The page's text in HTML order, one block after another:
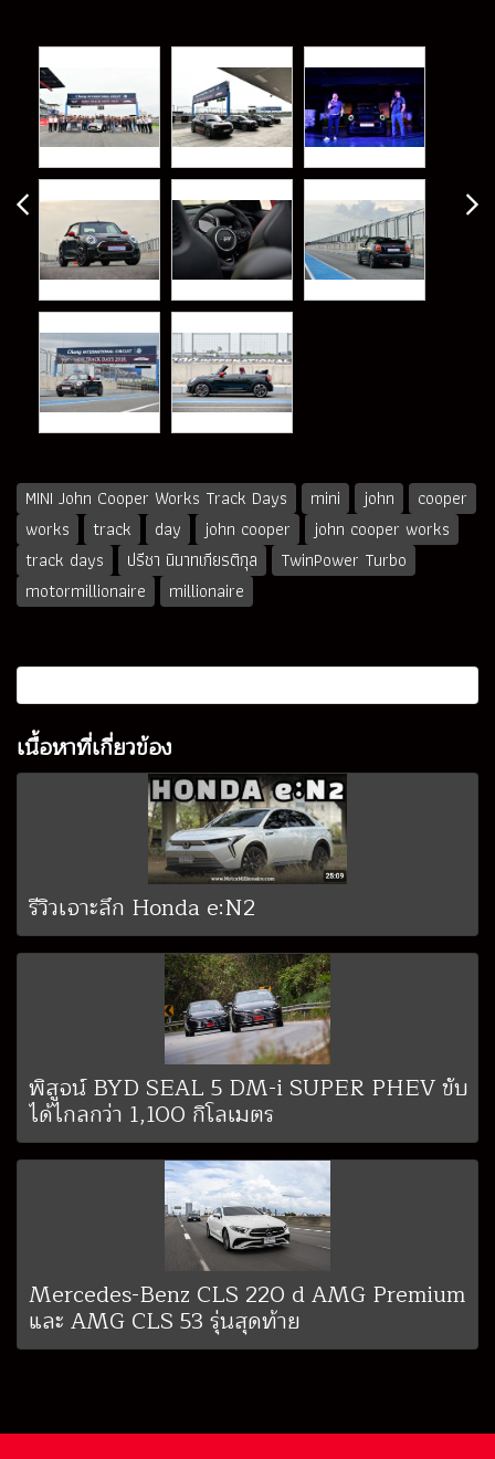
MINI John Cooper Works Track Days mini john
cooper
works
track day john cooper
john cooper works
track days
ปรีชา นินาทเกียรติกุล
TwinPower Turbo
motormillionaire
millionaire
เนื้อหาที่เกี่ยวข้อง
รีวิวเจาะลึก Honda e:N2
พิสูจน์ BYD SEAL 5 DM-i SUPER PHEV ขับ
ได้ไกลกว่า 1,100 กิโลเมตร
Mercedes-Benz CLS 220 d AMG Premium
และ AMG CLS 53 รุ่นสุดท้าย